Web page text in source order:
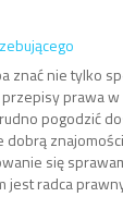
znać nie tylko
prawa
pogodzić
się
jest radca